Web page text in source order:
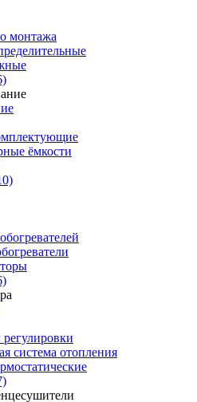
монтажа
ёмкости
система отопления